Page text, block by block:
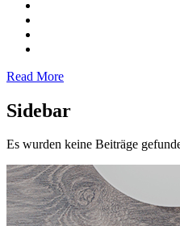
Read More
Sidebar
Es wurden keine Beiträge